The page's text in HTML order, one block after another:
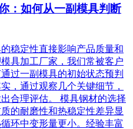
：如何从一副模具判断
稳定性直接影响产品质量和
具加工厂家，我们常被客户
过一副模具的初始状态预判
，通过观察几个关键细节，
合理评估。 模具钢材的选择
的耐磨性和热稳定性差异显
环中变形量更小。经验丰富